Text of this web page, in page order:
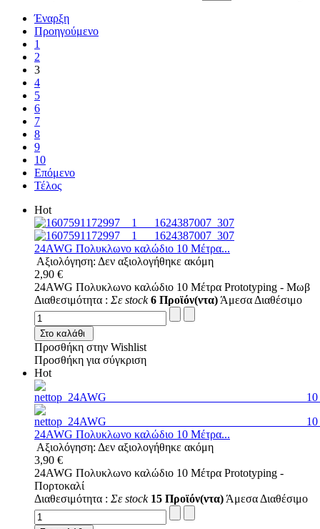
Έναρξη
Προηγούμενο
1
2
3
4
5
6
7
8
9
10
Επόμενο
Τέλος
Hot
24AWG Πολυκλωνο καλώδιο 10 Μέτρα...
Αξιολόγηση: Δεν αξιολογήθηκε ακόμη
2,90 €
24AWG Πολυκλωνο καλώδιο 10 Μέτρα Prototyping - Μωβ
Διαθεσιμότητα : Σε stock 6 Προϊόν(ντα) Άμεσα Διαθέσιμο
Στο καλάθι
Προσθήκη στην Wishlist
Προσθήκη για σύγκριση
Hot
24AWG Πολυκλωνο καλώδιο 10 Μέτρα...
Αξιολόγηση: Δεν αξιολογήθηκε ακόμη
3,90 €
24AWG Πολυκλωνο καλώδιο 10 Μέτρα Prototyping -
Πορτοκαλί
Διαθεσιμότητα : Σε stock 15 Προϊόν(ντα) Άμεσα Διαθέσιμο